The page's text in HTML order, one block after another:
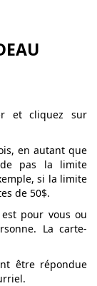
et cliquez sur
en autant que
pas la limite
si la limite
de 50$.
pour vous ou
La carte-
être répondue